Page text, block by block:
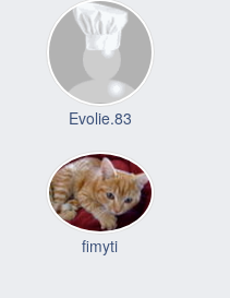
Evolie.83
fimyti